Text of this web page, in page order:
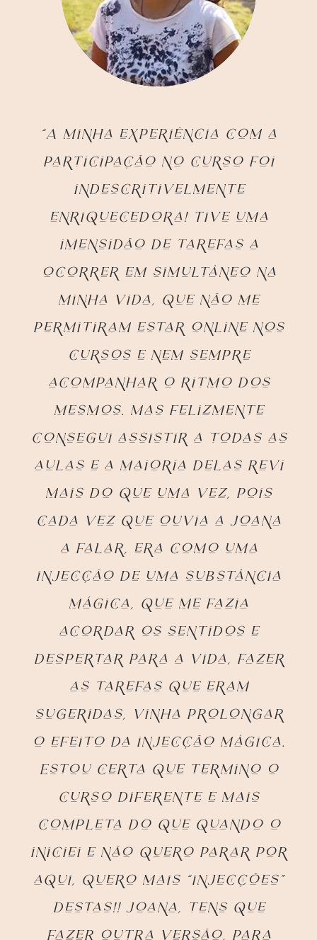
“A minha experiência com a
participação no curso foi
indescritivelmente
enriquecedora! Tive uma
imensidão de tarefas a
ocorrer em simultâneo na
minha vida, que não me
permitiram estar online nos
cursos e nem sempre
acompanhar o ritmo dos
mesmos. Mas felizmente
consegui assistir a todas as
aulas e a maioria delas revi
mais do que uma vez, pois
cada vez que ouvia a Joana
a falar, era como uma
injecção de uma substância
mágica, que me fazia
acordar os sentidos e
despertar para a vida, fazer
as tarefas que eram
sugeridas, vinha prolongar
o efeito da injecção mágica.
Estou certa que termino o
curso diferente e mais
completa do que quando o
iniciei e não quero parar por
aqui, quero mais “injecções”
destas!! Joana, tens que
fazer outra versão, para